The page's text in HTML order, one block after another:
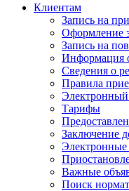
Клиентам
Запись на
Оформление
Запись на
Информация
Сведения о
Правила
Электронный
Тарифы
Заключение
Важные
Поиск